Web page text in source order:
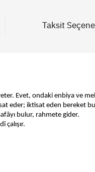
Taksit
Evet, ondaki enbiya ve
eder; iktisat eden bereket
bulur, rahmete gider.